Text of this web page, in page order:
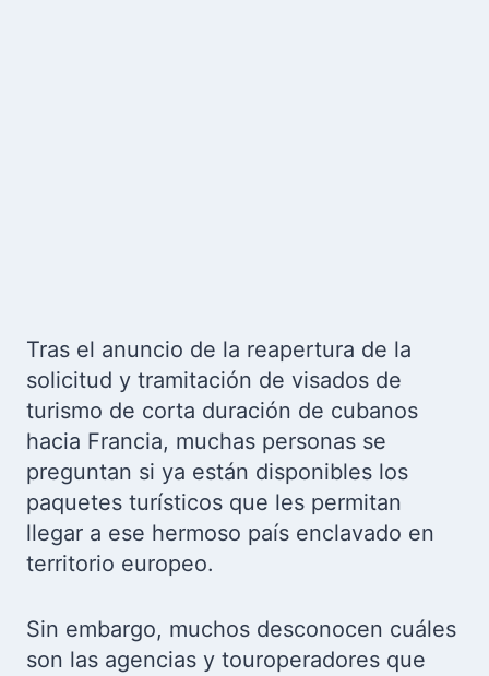
Tras el anuncio de la reapertura de la
solicitud y tramitación de visados de
turismo de corta duración de cubanos
hacia Francia, muchas personas se
preguntan si ya están disponibles los
paquetes turísticos que les permitan
llegar a ese hermoso país enclavado en
territorio europeo.
Sin embargo, muchos desconocen cuáles
son las agencias y touroperadores que